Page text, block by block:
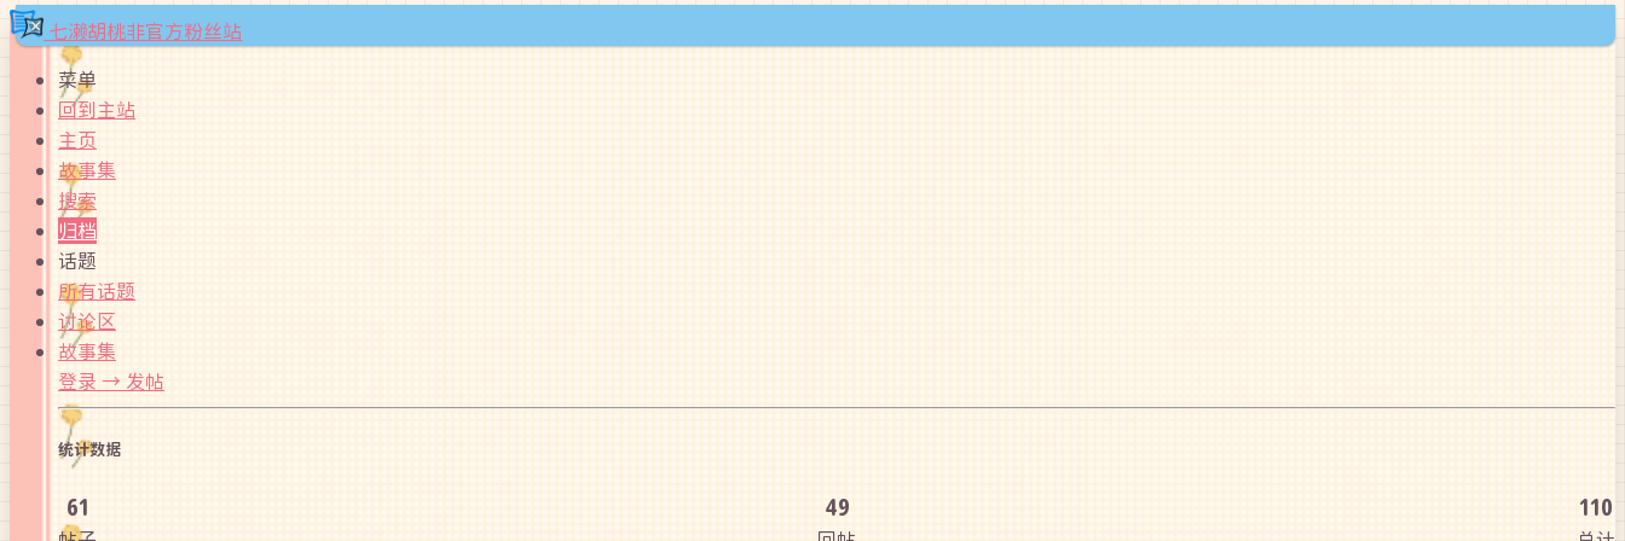
七濑胡桃非官方粉丝站
×
菜单
回到主站
主页
故事集
搜索
归档
话题
所有话题
讨论区
故事集
登录 → 发帖
统计数据
61 49 110